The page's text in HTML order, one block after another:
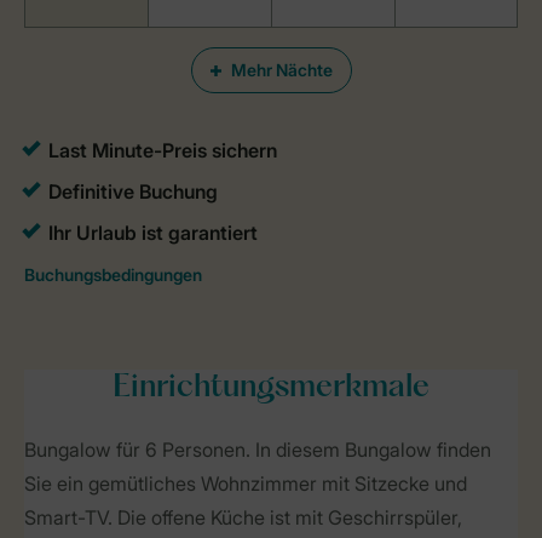
Mehr Nächte
Einrichtungsmerkmale
Bungalow für 6 Personen. In diesem Bungalow finden
Sie ein gemütliches Wohnzimmer mit Sitzecke und
Smart-TV. Die offene Küche ist mit Geschirrspüler,